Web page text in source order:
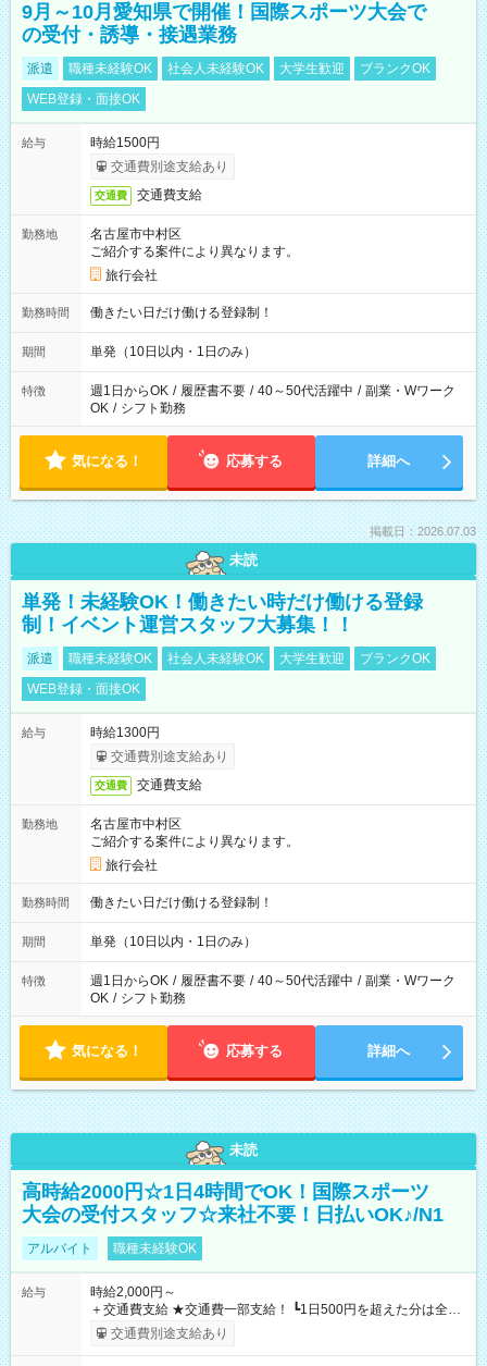
9月～10月愛知県で開催！国際スポーツ大会で
の受付・誘導・接遇業務
派遣 職種未経験OK 社会人未経験OK 大学生歓迎
ブランクOK
WEB登録・面接OK
給与
時給1500円
交通費別途支給あり
交通費 交通費支給
勤務地
名古屋市中村区
ご紹介する案件により異なります。
旅行会社
勤務時間 働きたい日だけ働ける登録制！
期間 単発（10日以内・1日のみ）
特徴 週1日からOK / 履歴書不要 / 40～50代活躍中 / 副業・Wワーク
OK / シフト勤務
気になる！ 応募する 詳細へ
掲載日：2026.07.03
未読
単発！未経験OK！働きたい時だけ働ける登録
制！イベント運営スタッフ大募集！！
派遣 職種未経験OK 社会人未経験OK 大学生歓迎
ブランクOK
WEB登録・面接OK
給与
時給1300円
交通費別途支給あり
交通費 交通費支給
勤務地
名古屋市中村区
ご紹介する案件により異なります。
旅行会社
勤務時間 働きたい日だけ働ける登録制！
期間 単発（10日以内・1日のみ）
特徴 週1日からOK / 履歴書不要 / 40～50代活躍中 / 副業・Wワーク
OK / シフト勤務
気になる！ 応募する 詳細へ
未読
高時給2000円☆1日4時間でOK！国際スポーツ
大会の受付スタッフ☆来社不要！日払いOK♪/N1
アルバイト 職種未経験OK
給与
時給2,000円～
＋交通費支給 ★交通費一部支給！ ┗1日500円を超えた分は全額
支給！ ※往復500円以内の方は自己負担となります ★日払い
OK！（規定あり） ┗働いたその日に現金GET♪ お仕事後はコン
交通費別途支給あり